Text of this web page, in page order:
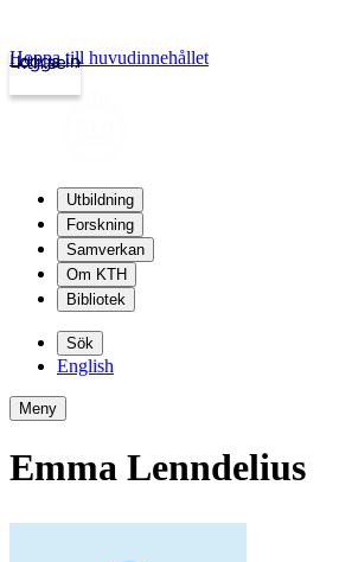
kth.se
Logga in
Hoppa till huvudinnehållet
Utbildning
Forskning
Samverkan
Om KTH
Bibliotek
Sök
English
Meny
Emma Lenndelius